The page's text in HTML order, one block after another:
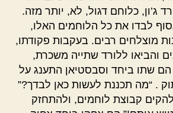
ג’ון, כלוחם דגול, לא, יותר מזה.
לבדו את כל הלוחמים האלו,
מוצלחים רבים. בעקבות פקודתו,
והביאו ללורד שתייה משכרת,
הם שתו ביחד וסבסטיאן התענג על
. “מה תכננת לעשות כאן לבדך?”
להקים קבוצת לוחמים, ולהתחזק